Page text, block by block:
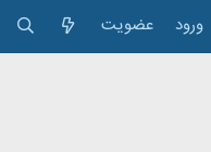
ورود عضویت